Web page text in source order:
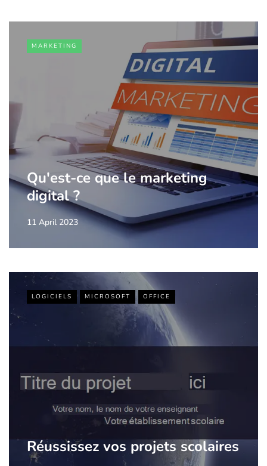
MARKETING
Qu'est-ce que le marketing
digital ?
11 April 2023
LOGICIELS MICROSOFT OFFICE
Réussissez vos projets scolaires